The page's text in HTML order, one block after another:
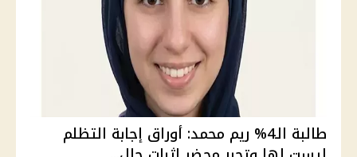
طالبة الـ4% ريم محمد: أوراق إجابة التظلم